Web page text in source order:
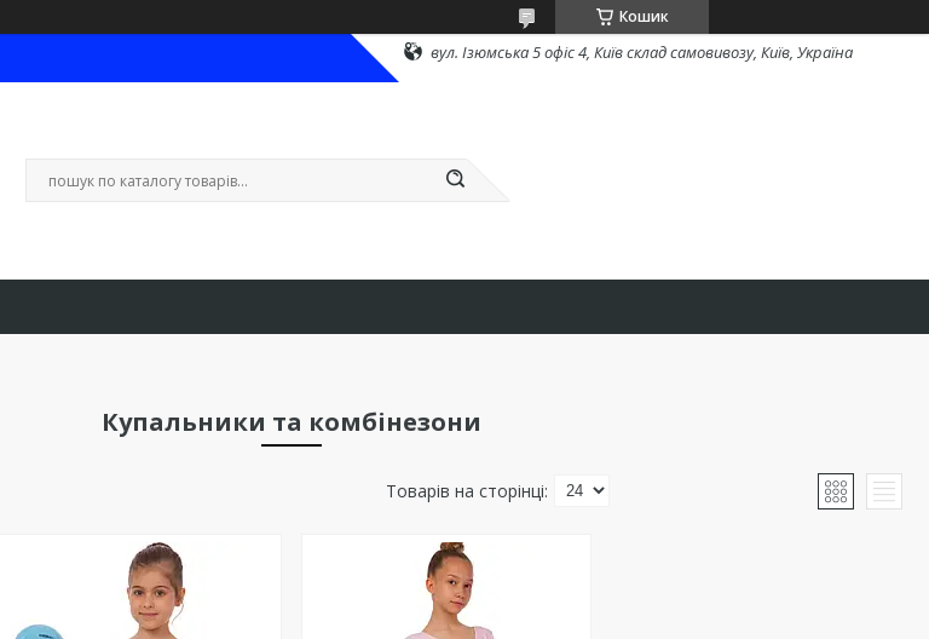
Кошик
вул. Ізюмська 5 офіс 4, Київ склад самовивозу, Київ, Україна
Купальники та комбінезони